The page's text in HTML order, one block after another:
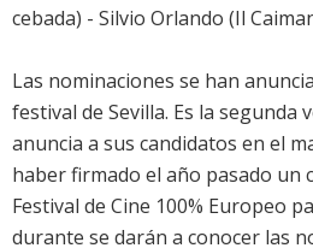
cebada) - Silvio Orlando (Il
Las nominaciones se han
festival de Sevilla. Es la segunda
anuncia a sus candidatos en el
haber firmado el año pasado un
Festival de Cine 100% Europeo
durante se darán a conocer las